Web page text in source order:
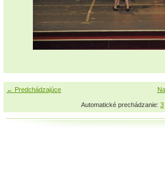
← Predchádzajúce
Automatické prechádzanie: 3